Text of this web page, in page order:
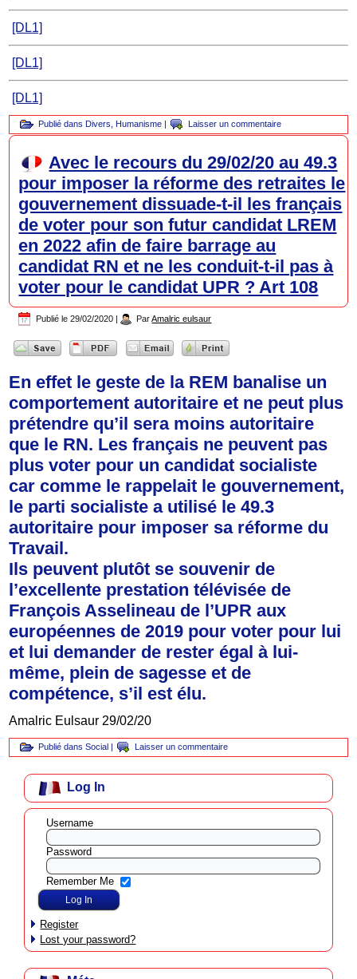
[DL1]
[DL1]
[DL1]
Publié dans Divers Humanisme | Laisser un commentaire
Avec le recours du 29/02/20 au 49.3
pour imposer la réforme des retraites le
gouvernement dissuade-t-il les français
de voter pour son futur candidat LREM
en 2022 afin de faire barrage au
candidat RN et ne les conduit-t-il pas à
voter pour le candidat UPR ? Art 108
Publié le 29/02/2020 | Par Amalric eulsaur
En effet le geste de la REM banalise un
comportement autoritaire et ne peut plus
prétendre qu’il sera moins autoritaire
que le RN. Les français ne peuvent pas
plus voter pour un candidat socialiste
car comme le rappelait le gouvernement,
le parti socialiste a utilisé le 49.3
autoritaire pour imposer sa réforme du
Travail.
Ils peuvent plutôt se souvenir de
l’excellente prestation télévisée de
François Asselineau de l’UPR aux
européennes de 2019 pour voter pour lui
et lui demander de rester égal à lui-
même, plein de sagesse et de
compétence, s’il est élu.
Amalric Eulsaur 29/02/20
Publié dans Social Laisser un commentaire
Log In
Username
Password
Remember Me
Register
Lost your password?